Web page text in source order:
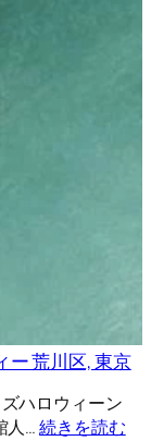
荒川区, 東京
ハロウィーン
人…続きを読む